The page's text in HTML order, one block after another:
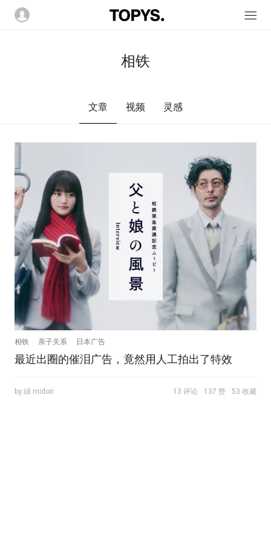
相铁
文章 视频 灵感
相铁 亲子关系 日本广告
最近出圈的催泪广告，竟然用人工拍出了特效
by 緑 midori 13 评论 137 赞 53 收藏